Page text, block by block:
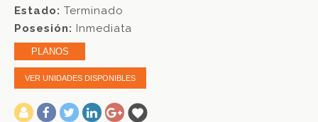
Estado: Terminado
Posesión: Inmediata
PLANOS
VER UNIDADES DISPONIBLES
-